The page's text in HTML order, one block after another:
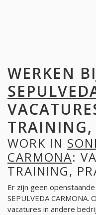
WERKEN
TRAINING,
WORK IN
CARMONA:
TRAINING,
Er zijn geen
SEPULVEDA
vacatures in andere